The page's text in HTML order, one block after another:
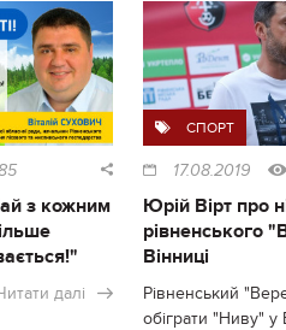
з кожним
далі
СПОРТ
17.08.2019
Юрій Вірт про
рівненського
Вінниці
Рівненський
обіграти "Ниву" у